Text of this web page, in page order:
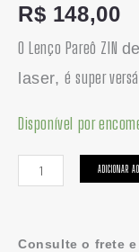
R$ 148,00
O Lenço Pareô ZIN
laser,é super
Disponível por
quantidade
ADICIONAR
Consulte o frete